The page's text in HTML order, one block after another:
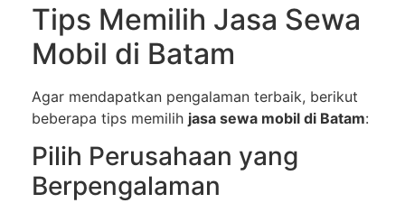
Tips Memilih Jasa Sewa
Mobil di Batam
Agar mendapatkan pengalaman terbaik, berikut
beberapa tips memilih jasa sewa mobil di Batam:
Pilih Perusahaan yang
Berpengalaman